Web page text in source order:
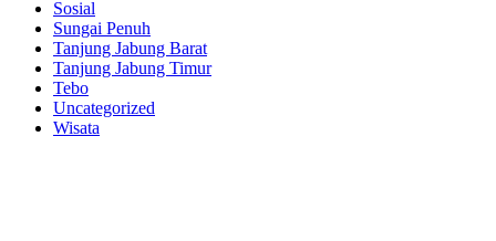
Sosial
Sungai Penuh
Tanjung Jabung Barat
Tanjung Jabung Timur
Tebo
Uncategorized
Wisata